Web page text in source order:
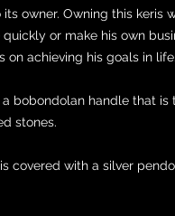
its owner. Owning this keris
or make his own
on achieving his goals in life.
bobondolan handle that
stones.
covered with a silver